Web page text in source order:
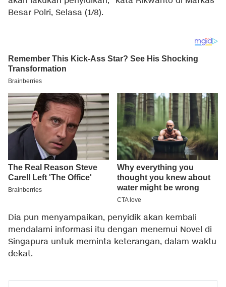
Besar Polri, Selasa (1/8).
Dia pun menyampaikan, penyidik akan kembali
mendalami informasi itu dengan menemui Novel di
Singapura untuk meminta keterangan, dalam waktu
dekat.